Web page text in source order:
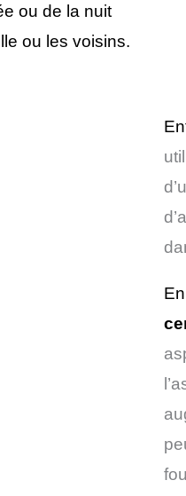
ou de la nuit
ou les voisins.